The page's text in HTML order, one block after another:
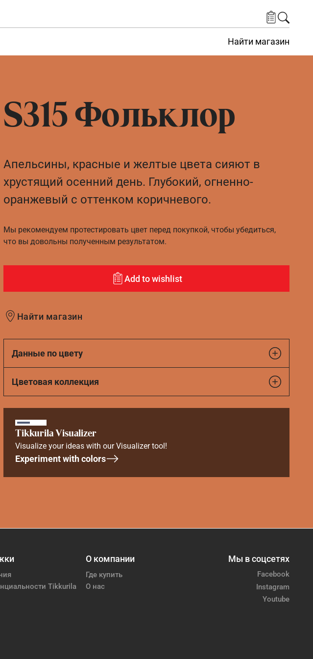
Найти магазин
S315 Фольклор
Апельсины, красные и желтые цвета сияют в
хрустящий осенний день. Глубокий, огненно-
оранжевый с оттенком коричневого.
Мы рекомендуем протестировать цвет перед покупкой, чтобы убедиться,
что вы довольны полученным результатом.
Add to wishlist
Найти магазин
Данные по цвету
Цветовая коллекция
Tikkurila Visualizer
Visualize your ideas with our Visualizer tool!
Experiment with colors
Tikkurila
О компании
Где купить
О нас
Мы в соцсетях
Facebook
Instagram
Youtube